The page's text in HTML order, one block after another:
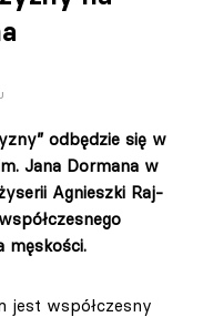
odbędzie się w
Jana Dormana w
Agnieszki Raj-
męskości.
jest współczesny